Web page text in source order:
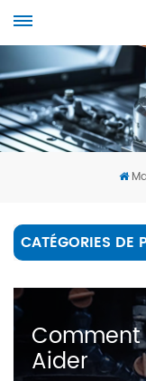
CATÉGORIES DE
Comment
Aider